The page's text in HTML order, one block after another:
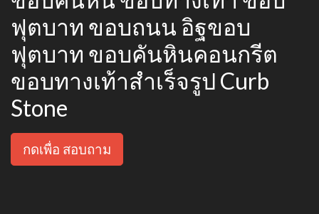
ฟุตบาท ขอบถนน อิฐขอบ
ฟุตบาท ขอบคันหินคอนกรีต
ขอบทางเท้าสำเร็จรูป Curb
Stone
กดเพื่อ สอบถาม